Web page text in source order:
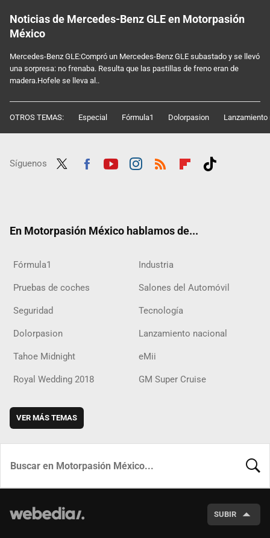
Noticias de Mercedes-Benz GLE en Motorpasión
México
Mercedes-Benz GLE:Compró un Mercedes-Benz GLE subastado y se llevó
una sorpresa: no frenaba. Resulta que las pastillas de freno eran de
madera.Hofele se lleva al..
OTROS TEMAS: Especial Fórmula1 Dolorpasion Lanzamiento
Síguenos
En Motorpasión México hablamos de...
Fórmula1 Industria
Pruebas de coches Salones del Automóvil
Seguridad Tecnología
Dolorpasion Lanzamiento nacional
Tahoe Midnight eMii
Royal Wedding 2018 GM Super Cruise
VER MÁS TEMAS
SUBIR